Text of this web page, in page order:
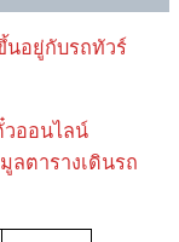
นอยู่กับรถทัวร์
วออนไลน์
ตารางเดินรถ